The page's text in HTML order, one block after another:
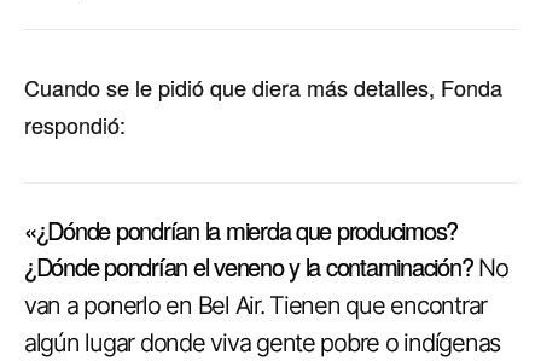
Cuando se le pidió que diera más detalles, Fonda
respondió:
«¿Dónde pondrían la mierda que producimos?
¿Dónde pondrían el veneno y la contaminación? No
van a ponerlo en Bel Air. Tienen que encontrar
algún lugar donde viva gente pobre o indígenas